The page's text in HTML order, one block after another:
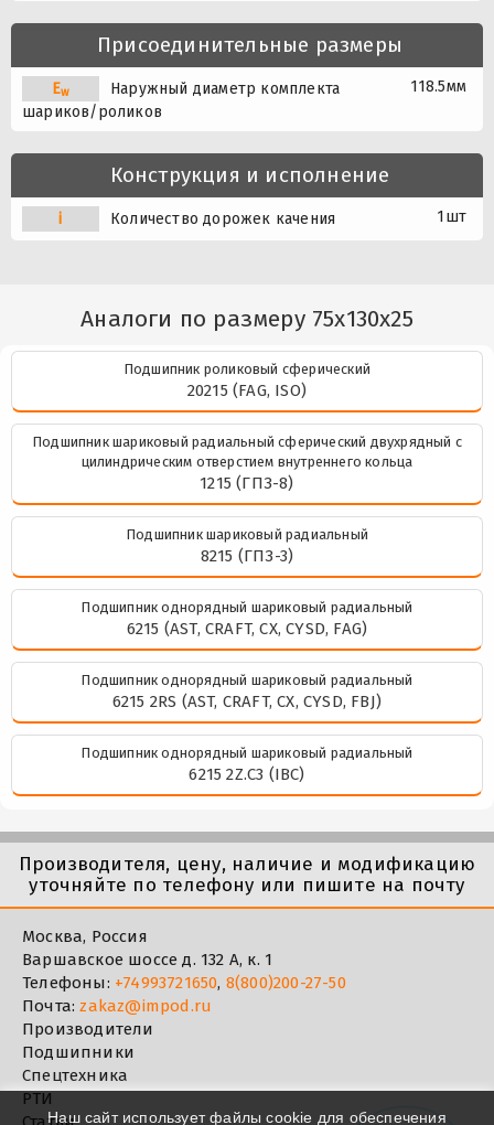
Присоединительные размеры
Ew
Наружный диаметр комплекта
шариков/роликов
118.5мм
Конструкция и исполнение
i Количество дорожек качения 1шт
Аналоги по размеру 75x130x25
Подшипник роликовый сферический
20215 (FAG, ISO)
Подшипник шариковый радиальный сферический двухрядный с
цилиндрическим отверстием внутреннего кольца
1215 (ГПЗ-8)
Подшипник шариковый радиальный
8215 (ГПЗ-3)
Подшипник однорядный шариковый радиальный
6215 (AST, CRAFT, CX, CYSD, FAG)
Подшипник однорядный шариковый радиальный
6215 2RS (AST, CRAFT, CX, CYSD, FBJ)
Подшипник однорядный шариковый радиальный
6215 2Z.C3 (IBC)
Производителя, цену, наличие и модификацию
уточняйте по телефону или пишите на почту
Москва, Россия
Варшавское шоссе д. 132 А, к. 1
Телефоны: +74993721650, 8(800)200-27-50
Почта:zakaz@impod.ru
Производители
Подшипники
Спецтехника
РТИ
Наш сайт использует файлы cookie для обеспечения